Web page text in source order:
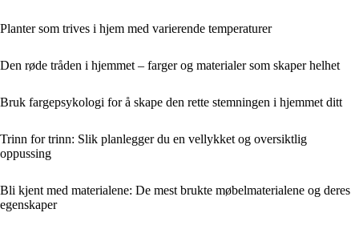
Planter som trives i hjem med varierende temperaturer
Den røde tråden i hjemmet – farger og materialer som skaper helhet
Bruk fargepsykologi for å skape den rette stemningen i hjemmet ditt
Trinn for trinn: Slik planlegger du en vellykket og oversiktlig
oppussing
Bli kjent med materialene: De mest brukte møbelmaterialene og deres
egenskaper